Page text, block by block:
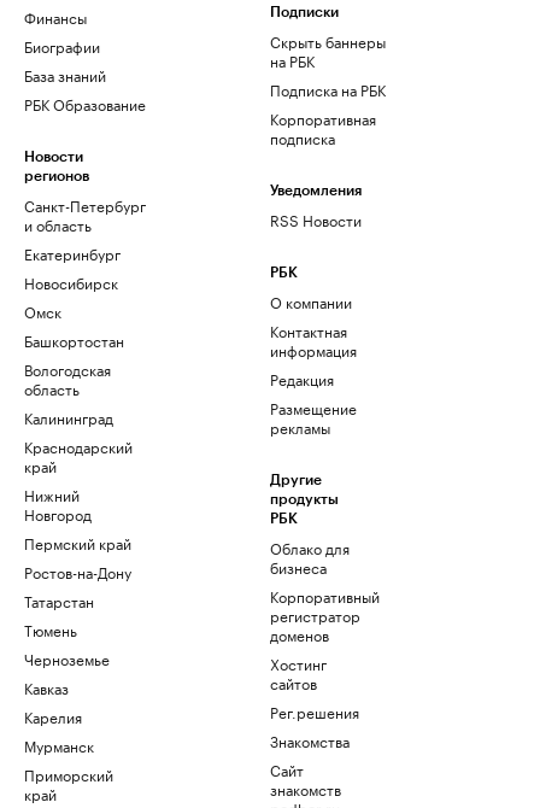
Финансы
Биографии
База знаний
РБК Образование
Новости
регионов
Санкт-Петербург
и область
Екатеринбург
Новосибирск
Омск
Башкортостан
Вологодская
область
Калининград
Краснодарский
край
Нижний
Новгород
Пермский край
Ростов-на-Дону
Татарстан
Тюмень
Черноземье
Кавказ
Карелия
Мурманск
Приморский
край
Подписки
Скрыть баннеры
на РБК
Подписка на РБК
Корпоративная
подписка
Уведомления
RSS Новости
РБК
О компании
Контактная
информация
Редакция
Размещение
рекламы
Другие
продукты
РБК
Облако для
бизнеса
Корпоративный
регистратор
доменов
Хостинг
сайтов
Рег.решения
Знакомства
Сайт
знакомств